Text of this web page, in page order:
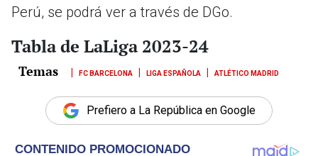
Perú, se podrá ver a través de DGo.
Tabla de LaLiga 2023-24
FC BARCELONA LIGA ESPAÑOLA ATLÉTICO MADRID
Prefiero a La República en Google